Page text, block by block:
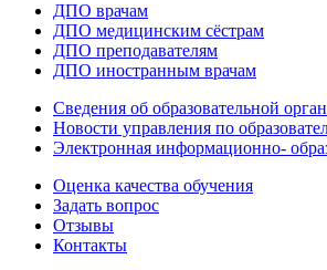
ДПО врачам
ДПО медицинским сёстрам
ДПО преподавателям
ДПО иностранным врачам
Сведения об образовательной
Новости управления по
Электронная информационно-
Оценка качества обучения
Задать вопрос
Отзывы
Контакты